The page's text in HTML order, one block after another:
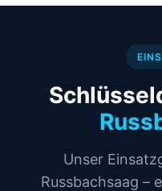
Unser
Russbachsaag –